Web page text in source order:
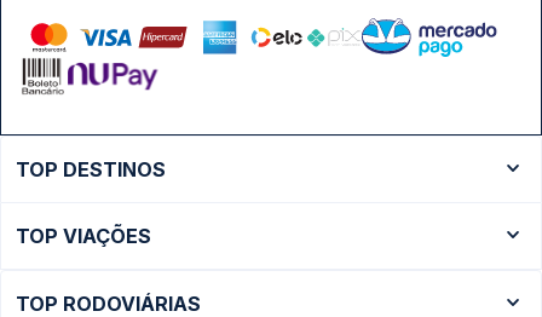
TOP DESTINOS
Ônibus São Paulo
TOP VIAÇÕES
TOP RODOVIÁRIAS